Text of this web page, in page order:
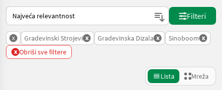
Način na koji sortira Landwirt.com
Filteri
x Gradevinski Strojevi x Gradevinska Dizala x Sinoboom x
x Obriši sve filtere
Lista Mreža